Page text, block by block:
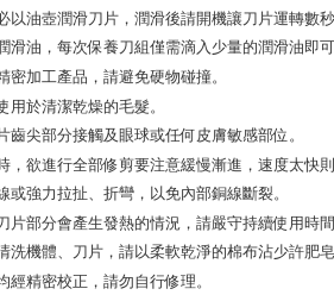
以油壺潤滑刀片，潤滑後請開機讓刀片運轉數
滑油，每次保養刀組僅需滴入少量的潤滑油即
密加工產品，請避免硬物碰撞。
用於清潔乾燥的毛髮。
齒尖部分接觸及眼球或任何皮膚敏感部位。
，欲進行全部修剪要注意緩慢漸進，速度太快
或強力拉扯、折彎，以免內部銅線斷裂。
片部分會產生發熱的情況，請嚴守持續使用時
洗機體、刀片，請以柔軟乾淨的棉布沾少許肥
經精密校正，請勿自行修理。